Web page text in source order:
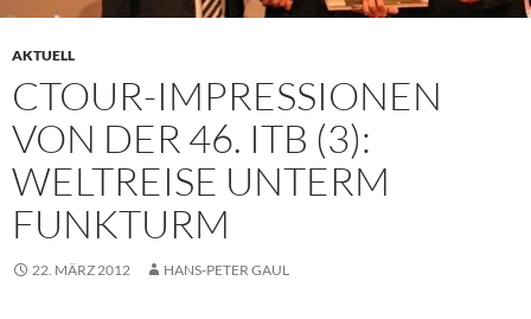
AKTUELL
CTOUR-IMPRESSIONEN
VON DER 46. ITB (3):
WELTREISE UNTERM
FUNKTURM
22. MÄRZ 2012 HANS-PETER GAUL